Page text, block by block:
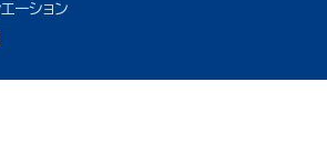
ーション